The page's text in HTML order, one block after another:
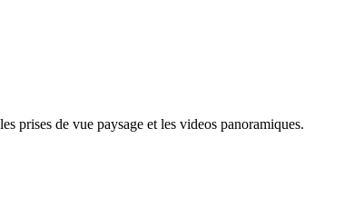
prises de vue paysage et les videos panoramiques.